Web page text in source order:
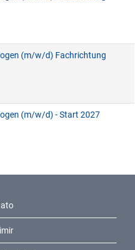
(m/w/d) Fachrichtung
(m/w/d) - Start 2027